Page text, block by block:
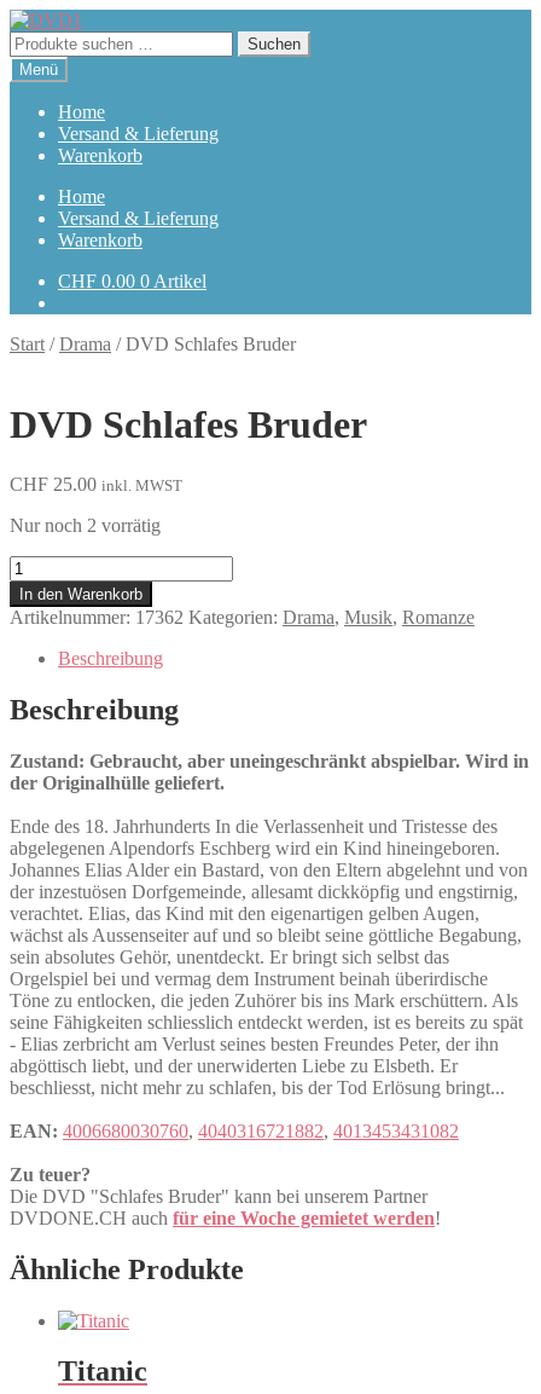
Zur
Navigation
springen
Zum
Inhalt
springen
Suchen
nach:
Suchen
Menü
Home
Versand & Lieferung
Warenkorb
Home
Versand & Lieferung
Warenkorb
CHF 0.00 0 Artikel
Start /Drama /DVD Schlafes Bruder
DVD Schlafes Bruder
CHF 25.00 inkl. MWST
Nur noch 2 vorrätig
Schlafes
Bruder
Menge
In den Warenkorb
Artikelnummer: 17362 Kategorien: Drama, Musik, Romanze
Beschreibung
Beschreibung
Zustand: Gebraucht, aber uneingeschränkt abspielbar. Wird in
der Originalhülle geliefert.
Ende des 18. Jahrhunderts In die Verlassenheit und Tristesse des
abgelegenen Alpendorfs Eschberg wird ein Kind hineingeboren.
Johannes Elias Alder ein Bastard, von den Eltern abgelehnt und von
der inzestuösen Dorfgemeinde, allesamt dickköpfig und engstirnig,
verachtet. Elias, das Kind mit den eigenartigen gelben Augen,
wächst als Aussenseiter auf und so bleibt seine göttliche Begabung,
sein absolutes Gehör, unentdeckt. Er bringt sich selbst das
Orgelspiel bei und vermag dem Instrument beinah überirdische
Töne zu entlocken, die jeden Zuhörer bis ins Mark erschüttern. Als
seine Fähigkeiten schliesslich entdeckt werden, ist es bereits zu spät
- Elias zerbricht am Verlust seines besten Freundes Peter, der ihn
abgöttisch liebt, und der unerwiderten Liebe zu Elsbeth. Er
beschliesst, nicht mehr zu schlafen, bis der Tod Erlösung bringt...
EAN: 4006680030760, 4040316721882, 4013453431082
Zu teuer?
Die DVD "Schlafes Bruder" kann bei unserem Partner
DVDONE.CH auch für eine Woche gemietet werden!
Ähnliche Produkte
Titanic